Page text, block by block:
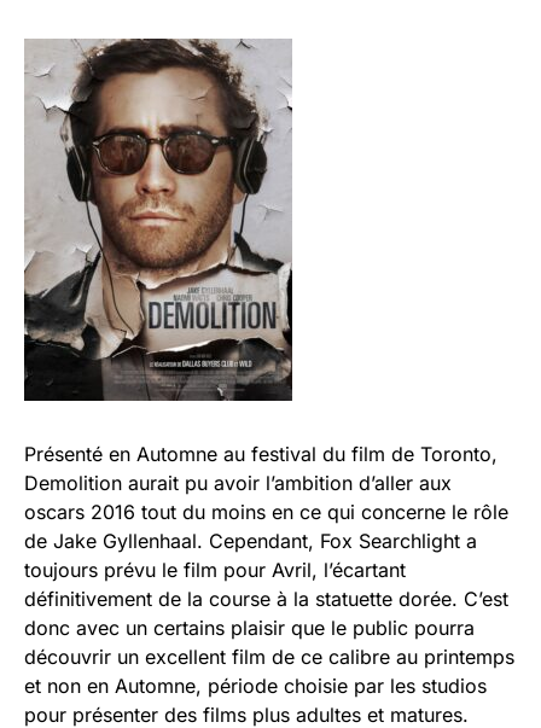
Présenté en Automne au festival du film de Toronto,
Demolition aurait pu avoir l’ambition d’aller aux
oscars 2016 tout du moins en ce qui concerne le rôle
de Jake Gyllenhaal. Cependant, Fox Searchlight a
toujours prévu le film pour Avril, l’écartant
définitivement de la course à la statuette dorée. C’est
donc avec un certains plaisir que le public pourra
découvrir un excellent film de ce calibre au printemps
et non en Automne, période choisie par les studios
pour présenter des films plus adultes et matures.